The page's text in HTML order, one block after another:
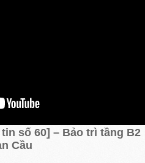
số 60] – Bảo trì tầng B2
Cầu